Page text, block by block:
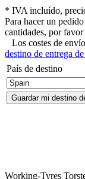
* IVA incluído,
Para hacer un
cantidades, por
Los costes de
destino de entrega
País de destino
Working-Tyres